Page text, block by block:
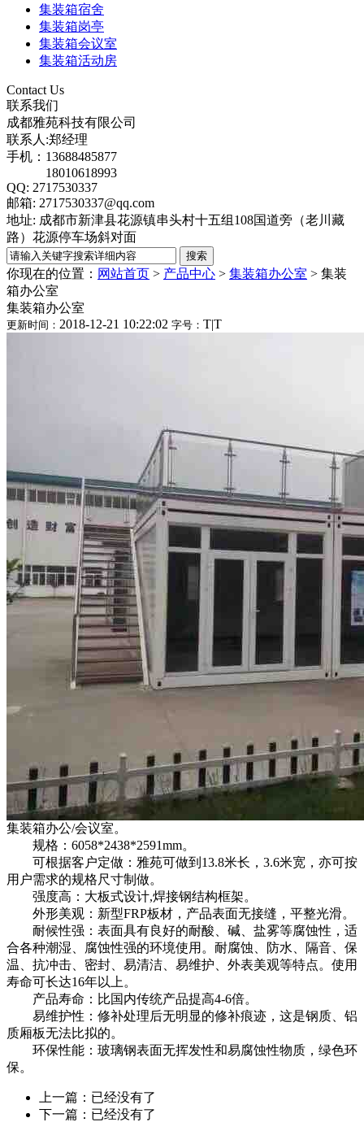
集装箱宿舍
集装箱岗亭
集装箱会议室
集装箱活动房
Contact Us
联系我们
成都雅苑科技有限公司
联系人:郑经理
手机：13688485877
18010618993
QQ: 2717530337
邮箱: 2717530337@qq.com
地址: 成都市新津县花源镇串头村十五组108国道旁（老川藏
路）花源停车场斜对面
你现在的位置： 网站首页 > 产品中心 > 集装箱办公室 > 集装
箱办公室
集装箱办公室
更新时间： 2018-12-21 10:22:02 字号： T|T
集装箱办公/会议室。
规格：6058*2438*2591mm。
可根据客户定做：雅苑可做到13.8米长，3.6米宽，亦可按
用户需求的规格尺寸制做。
强度高：大板式设计,焊接钢结构框架。
外形美观：新型FRP板材，产品表面无接缝，平整光滑。
耐候性强：表面具有良好的耐酸、碱、盐雾等腐蚀性，适
合各种潮湿、腐蚀性强的环境使用。耐腐蚀、防水、隔音、保
温、抗冲击、密封、易清洁、易维护、外表美观等特点。使用
寿命可长达16年以上。
产品寿命：比国内传统产品提高4-6倍。
易维护性：修补处理后无明显的修补痕迹，这是钢质、铝
质厢板无法比拟的。
环保性能：玻璃钢表面无挥发性和易腐蚀性物质，绿色环
保。
上一篇：已经没有了
下一篇：已经没有了